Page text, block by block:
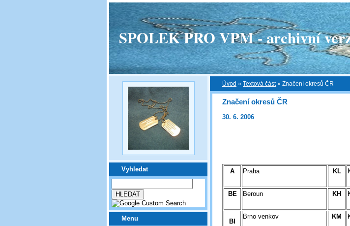
SPOLEK PRO VPM - archivní
Vyhledat
Menu
Úvod » Textová část» Značení okresů ČR
Značení okresů ČR
30. 6. 2006
A Praha KL
BE Beroun KH
BI
Brno venkov KM